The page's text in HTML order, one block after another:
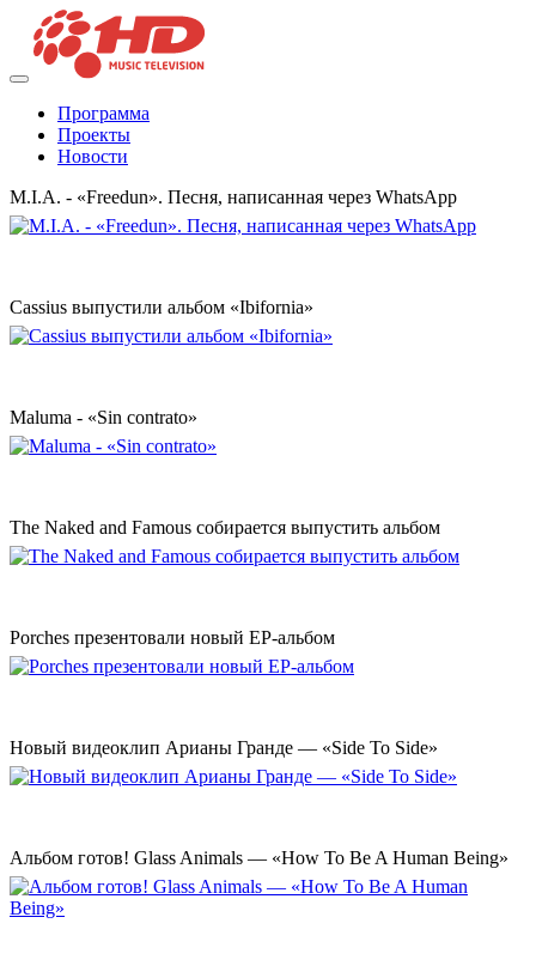
Программа
Проекты
Новости
M.I.A. - «Freedun». Песня, написанная через WhatsApp
Cassius выпустили альбом «Ibifornia»
Maluma - «Sin contrato»
The Naked and Famous собирается выпустить альбом
Porches презентовали новый EP-альбом
Новый видеоклип Арианы Гранде — «Side To Side»
Альбом готов! Glass Animals — «How To Be A Human Being»